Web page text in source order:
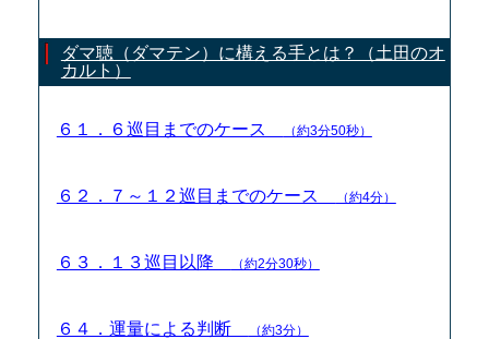
ダマ聴（ダマテン）に構える手とは？（土田のオ
カルト）
６１．６巡目までのケース （約3分50秒）
６２．７～１２巡目までのケース （約4分）
６３．１３巡目以降 （約2分30秒）
６４．運量による判断 （約3分）